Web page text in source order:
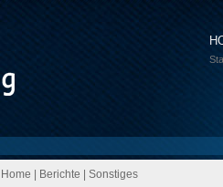
Home Berichte Sonstiges